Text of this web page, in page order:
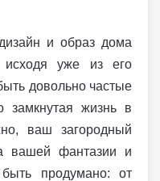
и образ дома
исходя уже из его
довольно частые
замкнутая жизнь в
ваш загородный
вашей фантазии и
продумано: от